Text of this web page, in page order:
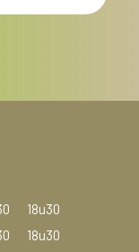
18u30
18u30